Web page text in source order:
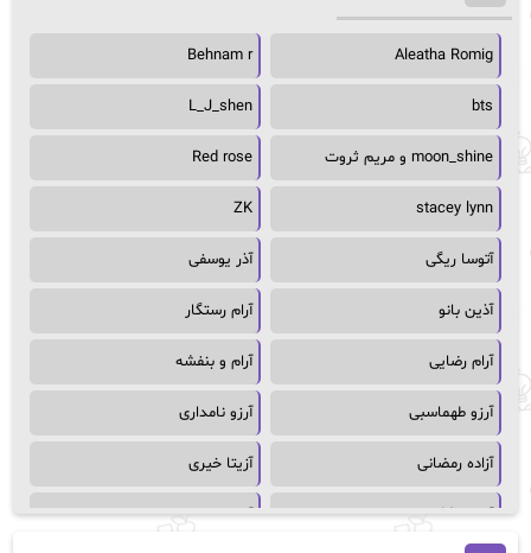
Aleatha Romig
Behnam r
bts
L_J_shen
moon_shine و مریم ثروت Red rose
stacey lynn
ZK
آتوسا ریگی آذر یوسفی
آذین بانو آرام رستگار
آرام رضایی آرام و بنفشه
آرزو طهماسبی آرزو نامداری
آزاده رمضانی آزیتا خیری
آسمان64 آسمان۶۵